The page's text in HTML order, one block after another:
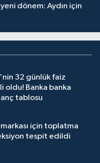
yeni dönem: Aydın için
32 günlük faiz
oldu! Banka banka
tablosu
için toplatma
tespit edildi